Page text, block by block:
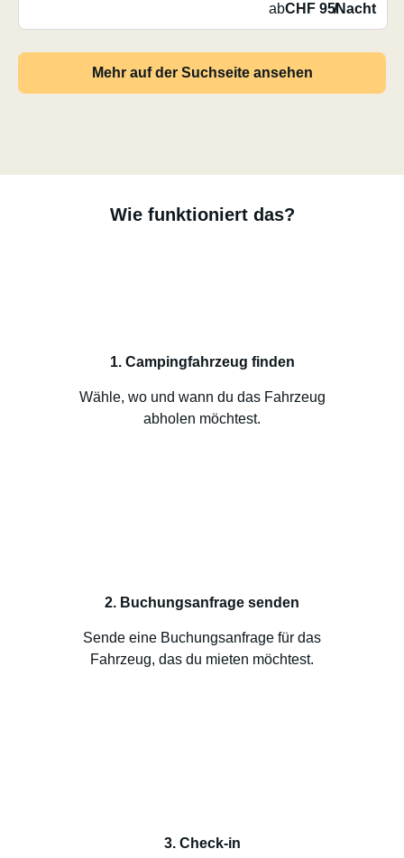
abCHF 95/Nacht
Mehr auf der Suchseite ansehen
Wie funktioniert das?
1. Campingfahrzeug finden
Wähle, wo und wann du das Fahrzeug
abholen möchtest.
2. Buchungsanfrage senden
Sende eine Buchungsanfrage für das
Fahrzeug, das du mieten möchtest.
3. Check-in